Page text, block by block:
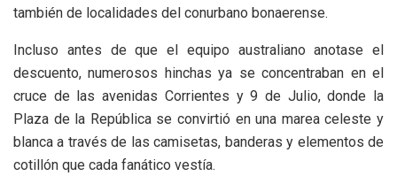
también de localidades del conurbano bonaerense.
Incluso antes de que el equipo australiano anotase el
descuento, numerosos hinchas ya se concentraban en el
cruce de las avenidas Corrientes y 9 de Julio, donde la
Plaza de la República se convirtió en una marea celeste y
blanca a través de las camisetas, banderas y elementos de
cotillón que cada fanático vestía.